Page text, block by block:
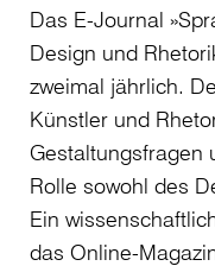
Das E-Journal
Design und
zweimal jährlich.
Künstler und
Gestaltungsfragen
Rolle sowohl des
Ein
das Online-